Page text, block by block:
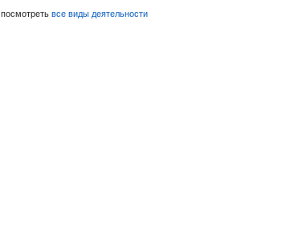
посмотреть все виды деятельности